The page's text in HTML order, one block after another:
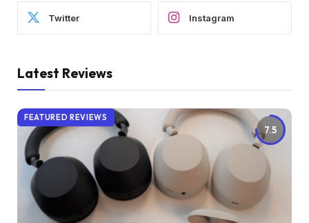
Twitter Instagram
Latest Reviews
7.5
FEATURED REVIEWS